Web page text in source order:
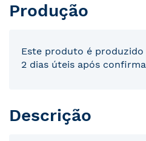
Produção
Este produto é produzido
2 dias úteis após
Descrição